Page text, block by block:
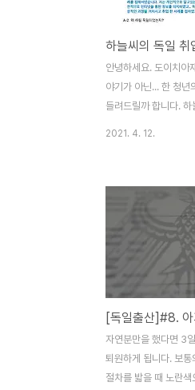
않았는데 슈투트가르
옆 동네 에슬링엔은 3
뒤에나 시험을 칠 수
시험 볼 수 있는 하이
신청을 했고, 이번 주
미리 볼껄...
안녕하세요. 도이치아
야기가 아닌... 한 청년
들려드릴까 합니다.
오셔서 어학을 B2까
슈투트가르트한 대형
취업을 하셨어요! (혹
다... 전 이민 브로커가
으로 돈을 받는 사람
나 제 주변인들의 경
방향만 언급해드릴뿐
하는 것은 본인입니다
깊은것인지... 제가 사
업을 하셔서,..
2021. 4. 12.
자연분만을 했다면 3
퇴원하게 됩니다. 보통
절차를 밟을 때 노란